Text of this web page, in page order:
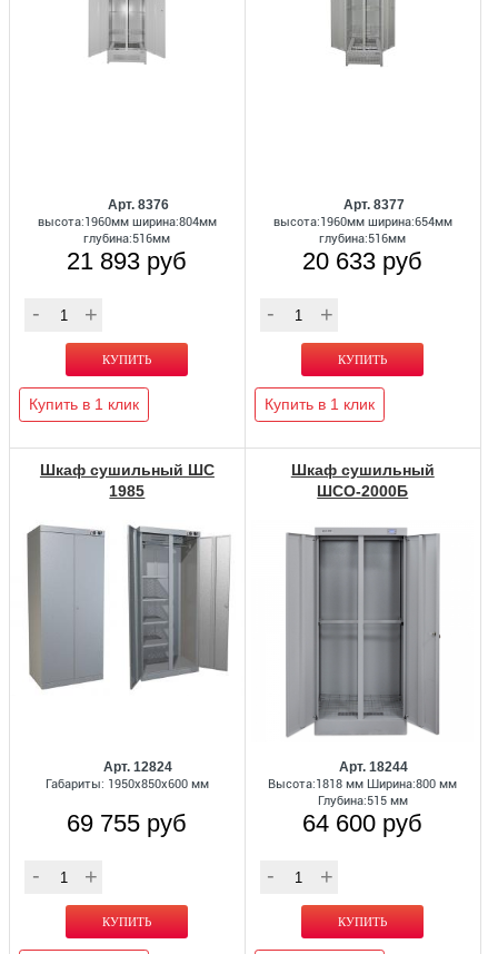
Арт. 8376
высота:1960мм ширина:804мм
глубина:516мм
21 893 руб
Купить в 1 клик
Арт. 8377
высота:1960мм ширина:654мм
глубина:516мм
20 633 руб
Купить в 1 клик
Шкаф сушильный ШС
1985
Арт. 12824
Габариты: 1950x850x600 мм
69 755 руб
Шкаф сушильный
ШСО-2000Б
Арт. 18244
Высота:1818 мм Ширина:800 мм
Глубина:515 мм
64 600 руб